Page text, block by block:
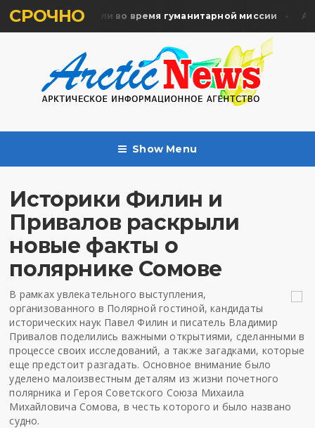
СРОЧНО
жертв почтили во время гуманитарной миссии
Show Menu
Историки Филин и
Привалов раскрыли
новые факты о
полярнике Сомове
В рамках увлекательного выступления,
организованного в Полярной гостиной, кандидаты
исторических наук Павел Филин и писатель Владимир
Привалов поделились важными открытиями, сделанными в
процессе своих исследований, а также загадками, которые
еще предстоит разгадать. Основное внимание было
уделено малоизвестным деталям из жизни почетного
полярника и Героя Советского Союза Михаила
Михайловича Сомова, в честь которого и было названо
судно.